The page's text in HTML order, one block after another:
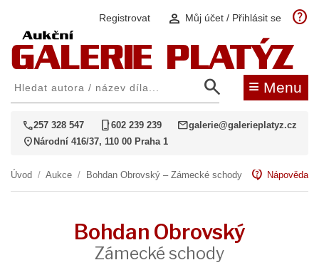
Registrovat person Můj účet / Přihlásit se help
search ≡ Menu
call257 328 547 phone_iphone602 239 239 mailgalerie@galerieplatyz.cz
location_on Národní 416/37, 110 00 Praha 1
Úvod / Aukce / Bohdan Obrovský – Zámecké schody contact_support Nápověda
Bohdan Obrovský
Zámecké schody